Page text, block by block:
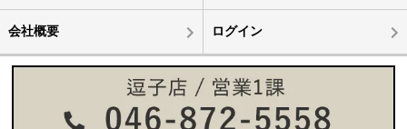
会社概要 ログイン